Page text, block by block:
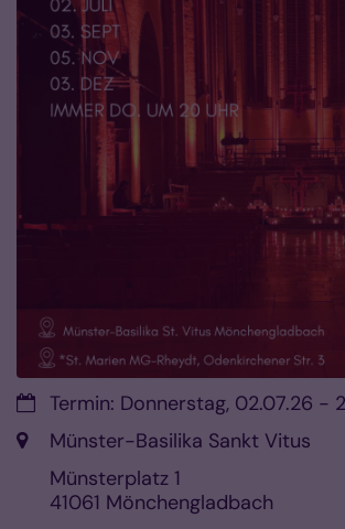
Datum:Termin: Donnerstag, 02.07.26 -
Ort: Münster-Basilika Sankt Vitus
Münsterplatz 1
41061 Mönchengladbach